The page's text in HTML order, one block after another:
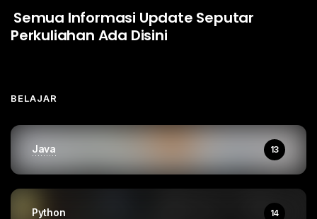
Semua Informasi Update Seputar
Perkuliahan Ada Disini
BELAJAR
Java 13
Python 14